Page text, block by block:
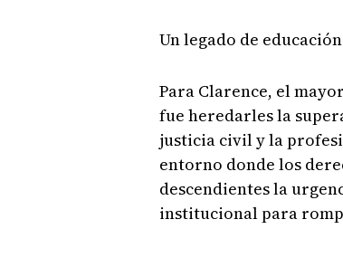
Un legado de
Para Clarence, el
fue heredarles la
justicia civil y la
entorno donde los
descendientes la
institucional para